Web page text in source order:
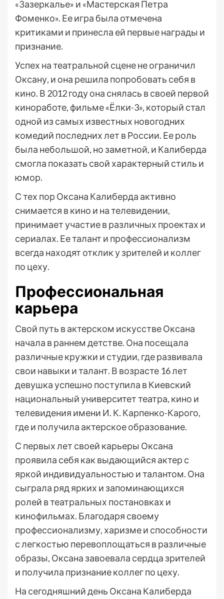
«Зазеркалье» и «Мастерская Петра
Фоменко». Ее игра была отмечена
критиками и принесла ей первые награды и
признание.
Успех на театральной сцене не ограничил
Оксану, и она решила попробовать себя в
кино. В 2012 году она снялась в своей первой
киноработе, фильме «Ёлки-3», который стал
одной из самых известных новогодних
комедий последних лет в России. Ее роль
была небольшой, но заметной, и Калиберда
смогла показать свой характерный стиль и
юмор.
С тех пор Оксана Калиберда активно
снимается в кино и на телевидении,
принимает участие в различных проектах и
сериалах. Ее талант и профессионализм
всегда находят отклик у зрителей и коллег
по цеху.
Профессиональная
карьера
Свой путь в актерском искусстве Оксана
начала в раннем детстве. Она посещала
различные кружки и студии, где развивала
свои навыки и талант. В возрасте 16 лет
девушка успешно поступила в Киевский
национальный университет театра, кино и
телевидения имени И. К. Карпенко-Карого,
где и получила актерское образование.
С первых лет своей карьеры Оксана
проявила себя как выдающийся актер с
яркой индивидуальностью и талантом. Она
сыграла ряд ярких и запоминающихся
ролей в театральных постановках и
кинофильмах. Благодаря своему
профессионализму, харизме и способности
с легкостью перевоплощаться в различные
образы, Оксана завоевала сердца зрителей
и получила признание коллег по цеху.
На сегодняшний день Оксана Калиберда